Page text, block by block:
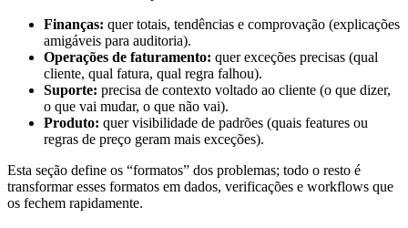
Finanças: quer totais, tendências e comprovação (explicações
amigáveis para auditoria).
Operações de faturamento: quer exceções precisas (qual
cliente, qual fatura, qual regra falhou).
Suporte: precisa de contexto voltado ao cliente (o que dizer,
o que vai mudar, o que não vai).
Produto: quer visibilidade de padrões (quais features ou
regras de preço geram mais exceções).
Esta seção define os “formatos” dos problemas; todo o resto é
transformar esses formatos em dados, verificações e workflows que
os fechem rapidamente.